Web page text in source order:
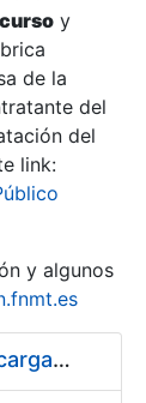
y
de la
del
del
link:
y algunos
Pliego condiciones optimización cargas compras firmado